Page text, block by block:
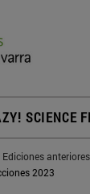
SCIENCE
Ediciones anteriores
2023